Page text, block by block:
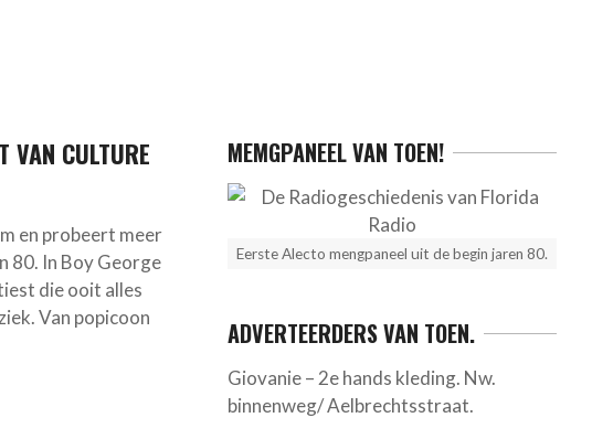
VAN CULTURE
en probeert meer
80. In Boy George
die ooit alles
Van popicoon
MEMGPANEEL VAN TOEN!
Eerste Alecto mengpaneel uit de begin jaren 80.
ADVERTEERDERS VAN TOEN.
Giovanie – 2e hands kleding. Nw.
binnenweg/ Aelbrechtsstraat.